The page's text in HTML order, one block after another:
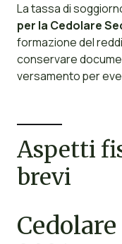
La tassa di
per la Cedolare
formazione del
conservare
versamento per
Aspetti
brevi